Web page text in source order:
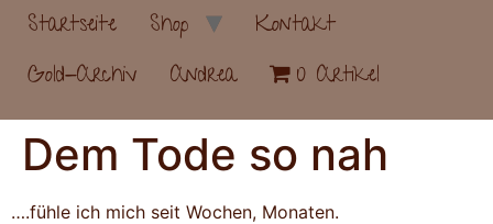
Startseite Shop
Kontakt
Gold-Archiv
Andrea 0 Artikel
Dem Tode so nah
….fühle ich mich seit Wochen, Monaten.